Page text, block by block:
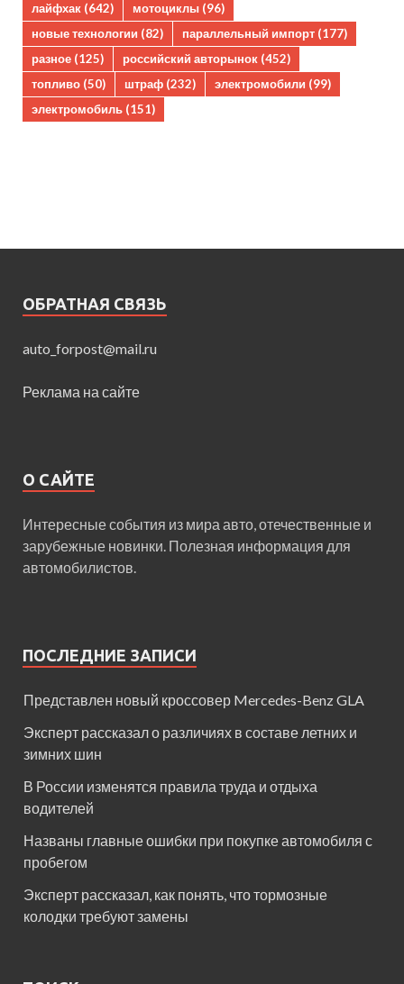
лайфхак (642) мотоциклы (96)
новые технологии (82) параллельный импорт (177)
разное (125) российский авторынок (452)
топливо (50) штраф (232) электромобили (99)
электромобиль (151)
ОБРАТНАЯ СВЯЗЬ
auto_forpost@mail.ru
Реклама на сайте
О САЙТЕ
Интересные события из мира авто, отечественные и
зарубежные новинки. Полезная информация для
автомобилистов.
ПОСЛЕДНИЕ ЗАПИСИ
Представлен новый кроссовер Mercedes-Benz GLA
Эксперт рассказал о различиях в составе летних и
зимних шин
В России изменятся правила труда и отдыха
водителей
Названы главные ошибки при покупке автомобиля с
пробегом
Эксперт рассказал, как понять, что тормозные
колодки требуют замены